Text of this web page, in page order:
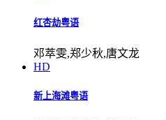
红杏劫粤语
邓萃雯,郑少秋,唐文龙
HD
新上海滩粤语